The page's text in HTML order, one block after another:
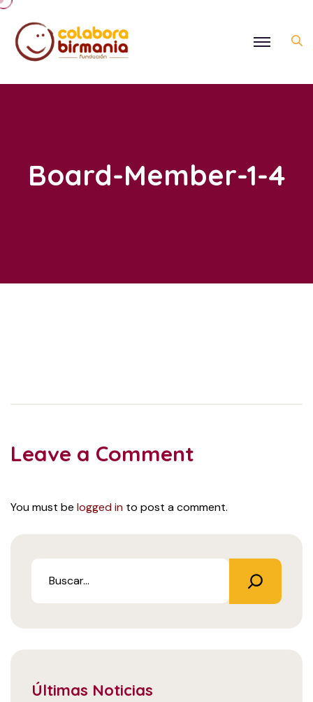
Board-Member-1-4
Leave a Comment
You must be logged in to post a comment.
Últimas Noticias